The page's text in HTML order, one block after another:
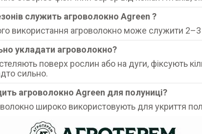
служить агроволокно Agreen ?
використання агроволокно може служити 2–3
укладати агроволокно?
поверх рослин або на дуги, фіксують
сильно.
агроволокно Agreen для полуниці?
широко використовують для укриття